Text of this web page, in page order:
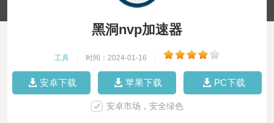
黑洞nvp加速器
工具 时间：2024-01-16
安卓下载 苹果下载 PC下载
安卓市场，安全绿色